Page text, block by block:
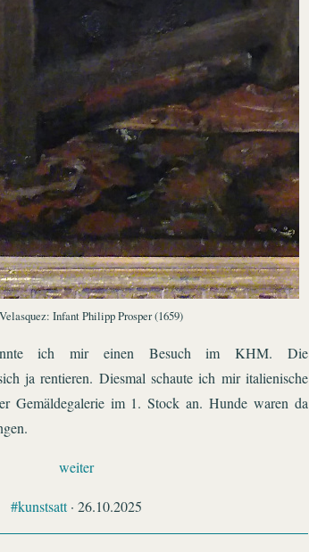
Infant Philipp Prosper (1659)
ich mir einen Besuch im KHM. Die
ja rentieren. Diesmal schaute ich mir italienische
Gemäldegalerie im 1. Stock an. Hunde waren da
weiter
#kunstsatt· 26.10.2025